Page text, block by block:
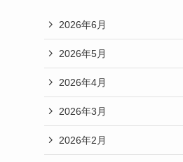
2026年6月
2026年5月
2026年4月
2026年3月
2026年2月